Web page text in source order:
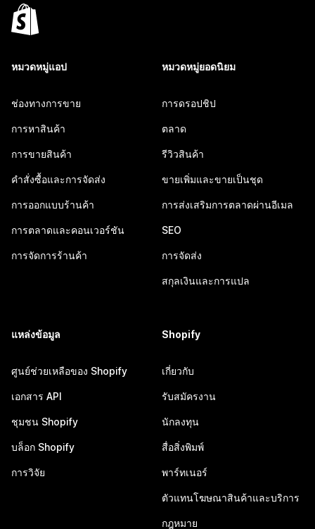
หมวดหมู่แอป
ช่องทางการขาย
การหาสินค้า
การขายสินค้า
คำสั่งซื้อและการจัดส่ง
การออกแบบร้านค้า
การตลาดและคอนเวอร์ชัน
การจัดการร้านค้า
หมวดหมู่ยอดนิยม
การดรอปชิป
ตลาด
รีวิวสินค้า
ขายเพิ่มและขายเป็นชุด
การส่งเสริมการตลาดผ่านอีเมล
SEO
การจัดส่ง
สกุลเงินและการแปล
แหล่งข้อมูล
ศูนย์ช่วยเหลือของ Shopify
เอกสาร API
ชุมชน Shopify
บล็อก Shopify
การวิจัย
Shopify
เกี่ยวกับ
รับสมัครงาน
นักลงทุน
สื่อสิ่งพิมพ์
พาร์ทเนอร์
ตัวแทนโฆษณาสินค้าและบริการ
กฎหมาย